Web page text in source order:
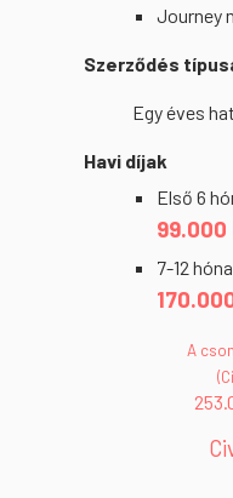
Journey
Szerződés
Egy éves
Havi díjak
Első 6
99.000
7-12
170
A
25